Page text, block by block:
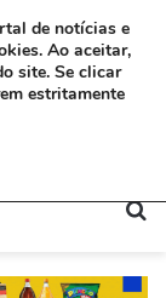
de notícias e
Ao aceitar,
site. Se clicar
estritamente
Banner